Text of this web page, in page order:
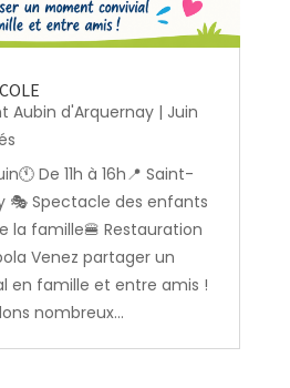
Aubin d'Arquernay| Juin
De 11h à 16h📍 Saint-
🎭 Spectacle des enfants
la famille🍔 Restauration
Venez partager un
en famille et entre amis !
nombreux...